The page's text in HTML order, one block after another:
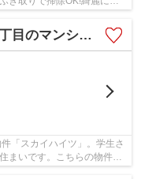
のマンション
「スカイハイツ」。学生さ
まいです。こちらの物件は